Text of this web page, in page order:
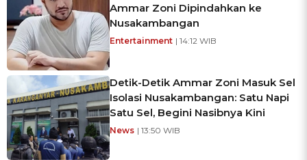
Ammar Zoni Dipindahkan ke
Nusakambangan
Entertainment | 14:12 WIB
Detik-Detik Ammar Zoni Masuk Sel
Isolasi Nusakambangan: Satu Napi
Satu Sel, Begini Nasibnya Kini
News | 13:50 WIB